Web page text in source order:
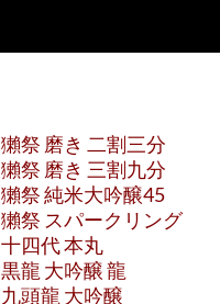
獺祭 磨き 二割三分
獺祭 磨き 三割九分
獺祭 純米大吟醸45
獺祭 スパークリング
十四代 本丸
黒龍 大吟醸 龍
九頭龍 大吟醸